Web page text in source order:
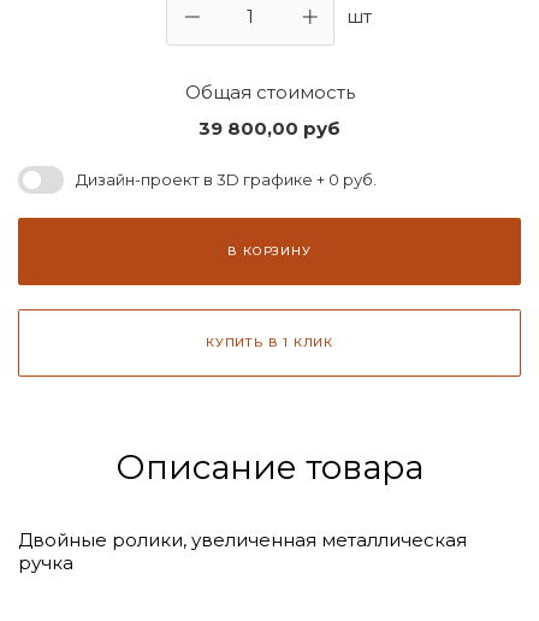
шт
Общая стоимость
39 800,00 руб
Дизайн-проект в 3D графике + 0 руб.
В КОРЗИНУ
КУПИТЬ В 1 КЛИК
Описание товара
Двойные ролики, увеличенная металлическая
ручка